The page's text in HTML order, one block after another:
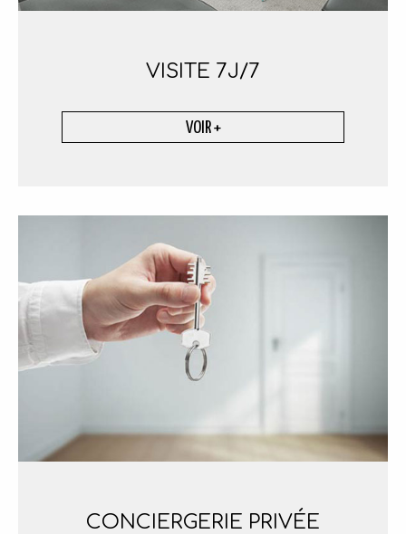
VISITE 7J/7
VOIR +
CONCIERGERIE PRIVÉE